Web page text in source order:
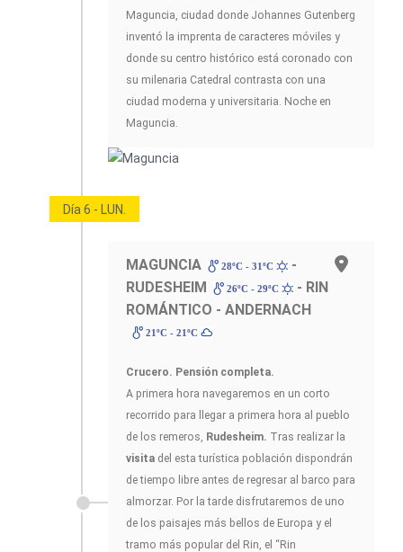
Maguncia, ciudad donde Johannes Gutenberg
inventó la imprenta de caracteres móviles y
donde su centro histórico está coronado con
su milenaria Catedral contrasta con una
ciudad moderna y universitaria. Noche en
Maguncia.
Día 6 - LUN.
MAGUNCIA 28ºC - 31ºC
-
RUDESHEIM
26ºC - 29ºC
- RIN
ROMÁNTICO - ANDERNACH
21ºC - 21ºC
Crucero. Pensión completa.
A primera hora navegaremos en un corto
recorrido para llegar a primera hora al pueblo
de los remeros, Rudesheim. Tras realizar la
visita del esta turística población dispondrán
de tiempo libre antes de regresar al barco para
almorzar. Por la tarde disfrutaremos de uno
de los paisajes más bellos de Europa y el
tramo más popular del Rin, el “Rin